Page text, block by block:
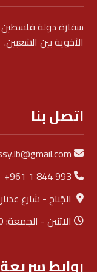
سفارة دولة فلسطين
الأخوية بين الشعبين.
اتصل بنا
+961 1 844 993
الجَناح - شارع
الاثنين - الجمعة: 9:00 ص - 3:00 م
روابط سريعة